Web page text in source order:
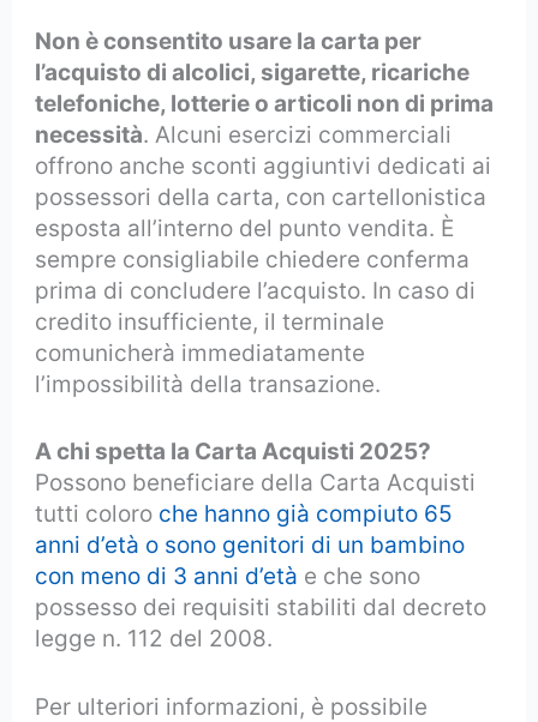
Non è consentito usare la carta per
l’acquisto di alcolici, sigarette, ricariche
telefoniche, lotterie o articoli non di prima
necessità. Alcuni esercizi commerciali
offrono anche sconti aggiuntivi dedicati ai
possessori della carta, con cartellonistica
esposta all’interno del punto vendita. È
sempre consigliabile chiedere conferma
prima di concludere l’acquisto. In caso di
credito insufficiente, il terminale
comunicherà immediatamente
l’impossibilità della transazione.
A chi spetta la Carta Acquisti 2025?
Possono beneficiare della Carta Acquisti
tutti coloro che hanno già compiuto 65
anni d’età o sono genitori di un bambino
con meno di 3 anni d’età e che sono
possesso dei requisiti stabiliti dal decreto
legge n. 112 del 2008.
Per ulteriori informazioni, è possibile